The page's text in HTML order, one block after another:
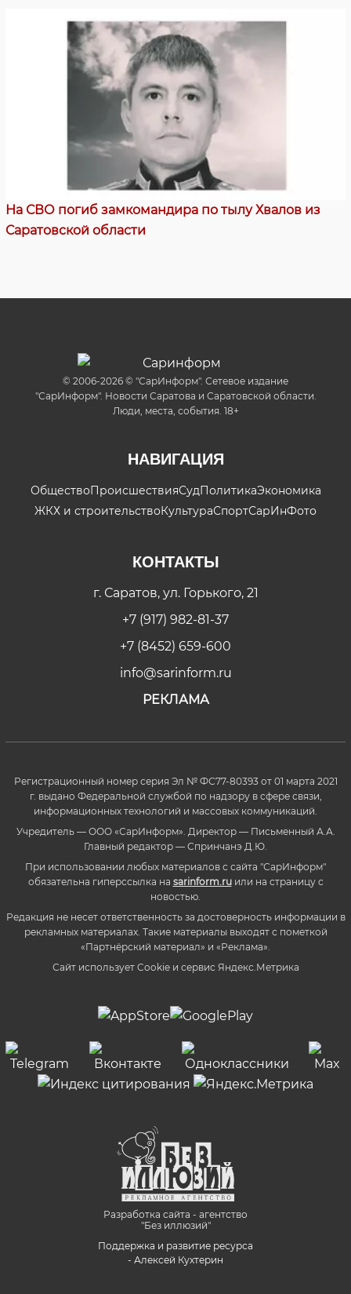
На СВО погиб замкомандира по тылу Хвалов из
Саратовской области
© 2006-2026 © "СарИнформ". Сетевое издание
"СарИнформ". Новости Саратова и Саратовской области.
Люди, места, события. 18+
НАВИГАЦИЯ
ОбществоПроисшествияСудПолитикаЭкономика
ЖКХ и строительствоКультураСпортСарИнФото
КОНТАКТЫ
г. Саратов, ул. Горького, 21
+7 (917) 982-81-37
+7 (8452) 659-600
info@sarinform.ru
РЕКЛАМА
Регистрационный номер серия Эл № ФС77-80393 от 01 марта 2021
г. выдано Федеральной службой по надзору в сфере связи,
информационных технологий и массовых коммуникаций.
Учредитель — ООО «СарИнформ». Директор — Письменный А.А.
Главный редактор — Спринчанэ Д.Ю.
При использовании любых материалов с сайта "СарИнформ"
обязательна гиперссылка на sarinform.ruили на страницу с
новостью.
Редакция не несет ответственность за достоверность информации в
рекламных материалах. Такие материалы выходят с пометкой
«Партнёрский материал» и «Реклама».
Сайт использует Cookie и сервиc Яндекс.Метрика
Разработка сайта - агентство
"Без иллюзий"
Поддержка и развитие ресурса
- Алексей Кухтерин